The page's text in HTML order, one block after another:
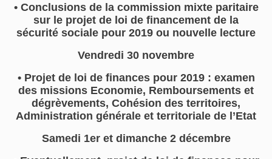
• Conclusions de la commission mixte paritaire
sur le projet de loi de financement de la
sécurité sociale pour 2019 ou nouvelle lecture
Vendredi 30 novembre
• Projet de loi de finances pour 2019 : examen
des missions Economie, Remboursements et
dégrèvements, Cohésion des territoires,
Administration générale et territoriale de l’Etat
Samedi 1er et dimanche 2 décembre